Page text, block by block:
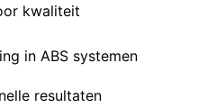
kwaliteit
in ABS systemen
resultaten